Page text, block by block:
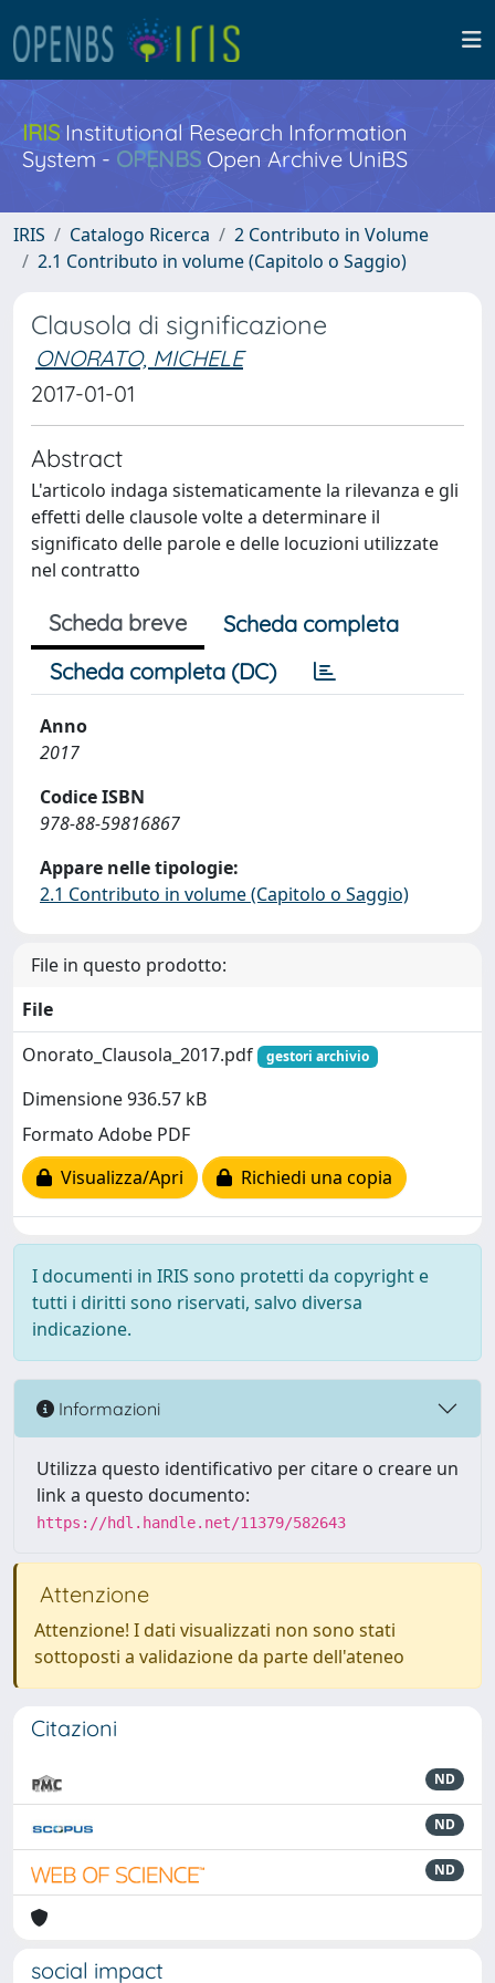
IRISInstitutional Research Information
System - OPENBS Open Archive UniBS
IRIS Catalogo Ricerca
2 Contributo in Volume
2.1 Contributo in volume (Capitolo o Saggio)
Clausola di significazione
ONORATO, MICHELE
2017-01-01
Abstract
L'articolo indaga sistematicamente la rilevanza e gli
effetti delle clausole volte a determinare il
significato delle parole e delle locuzioni utilizzate
nel contratto
Scheda breve
Scheda completa
Scheda completa (DC)
Anno
2017
Codice ISBN
978-88-59816867
Appare nelle tipologie:
2.1 Contributo in volume (Capitolo o Saggio)
File in questo prodotto:
File
Onorato_Clausola_2017.pdf
gestori archivio
Dimensione 936.57 kB
Formato Adobe PDF
Visualizza/Apri
Richiedi una copia
I documenti in IRIS sono protetti da copyright e
tutti i diritti sono riservati, salvo diversa
indicazione.
Informazioni
Utilizza questo identificativo per citare o creare un
link a questo documento:
https://hdl.handle.net/11379/582643
Attenzione
Attenzione! I dati visualizzati non sono stati
sottoposti a validazione da parte dell'ateneo
Citazioni
ND
ND
ND
social impact